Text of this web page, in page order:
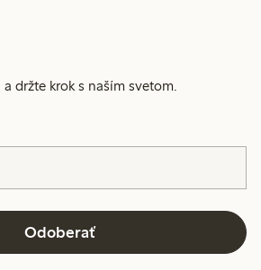
držte krok s naším svetom.
Odoberať